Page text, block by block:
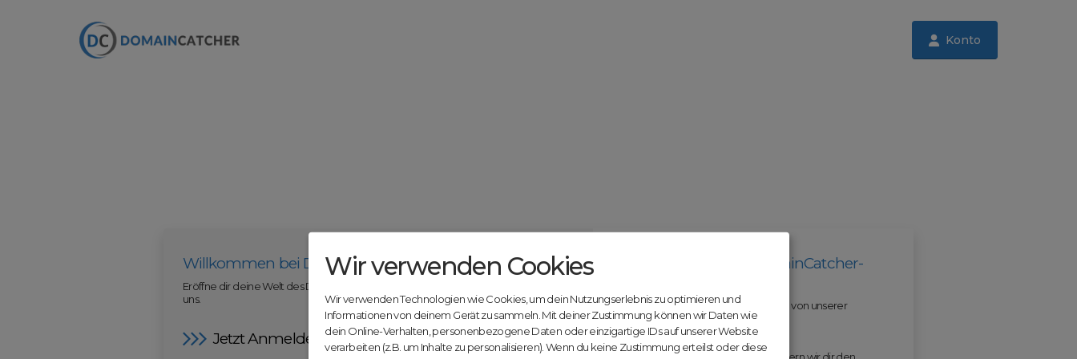
Konto
Willkommen bei DomainCatcher.com
Eröffne dir deine Welt des Domainhandels mit deiner kostenlosen Anmeldung bei
uns.
Jetzt Anmelden
Werde jetzt Teil der DomainCatcher-
Nutze unsere Erfahrung und profitiere von unserer
innovativen Plattform:
Mit Domex und ODM erleichtern wir dir den
Wir verwenden Cookies
Wir verwenden Technologien wie Cookies, um dein Nutzungserlebnis zu optimieren und
Informationen von deinem Gerät zu sammeln. Mit deiner Zustimmung können wir Daten wie
dein Online-Verhalten, personenbezogene Daten oder einzigartige IDs auf unserer Website
verarbeiten (z.B. um Inhalte zu personalisieren). Wenn du keine Zustimmung erteilst oder diese